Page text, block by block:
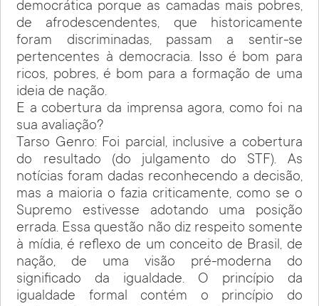
democrática porque as camadas mais pobres,
de afrodescendentes, que historicamente
foram discriminadas, passam a sentir-se
pertencentes à democracia. Isso é bom para
ricos, pobres, é bom para a formação de uma
ideia de nação.
E a cobertura da imprensa agora, como foi na
sua avaliação?
Tarso Genro: Foi parcial, inclusive a cobertura
do resultado (do julgamento do STF). As
notícias foram dadas reconhecendo a decisão,
mas a maioria o fazia criticamente, como se o
Supremo estivesse adotando uma posição
errada. Essa questão não diz respeito somente
à mídia, é reflexo de um conceito de Brasil, de
nação, de uma visão pré-moderna do
significado da igualdade. O princípio da
igualdade formal contém o princípio do